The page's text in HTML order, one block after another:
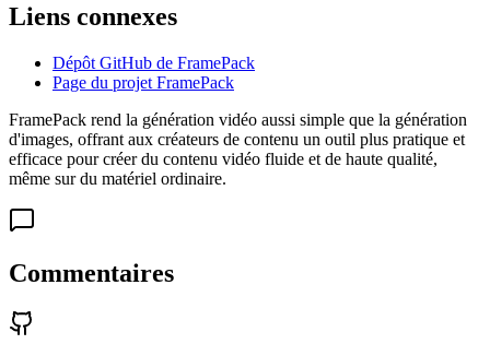
Liens connexes
Dépôt GitHub de FramePack
Page du projet FramePack
FramePack rend la génération vidéo aussi simple que la génération
d'images, offrant aux créateurs de contenu un outil plus pratique et
efficace pour créer du contenu vidéo fluide et de haute qualité,
même sur du matériel ordinaire.
Commentaires